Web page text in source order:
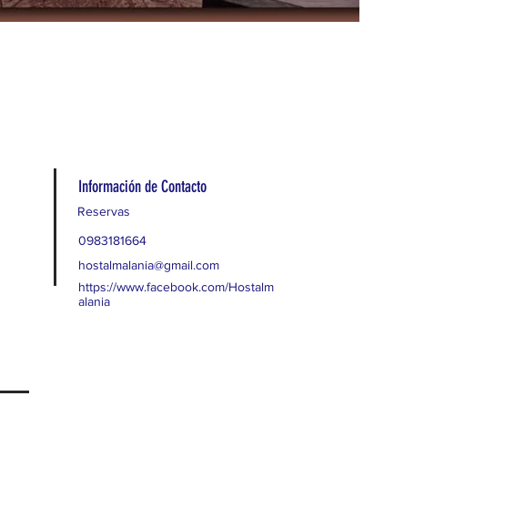
Información de Contacto
Reservas
0983181664
hostalmalania@gmail.com
https://www.facebook.com/Hostalm
alania